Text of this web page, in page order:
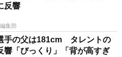
反響
集部
手の父は181cm タレントの
響「びっくり」「背が高すぎ